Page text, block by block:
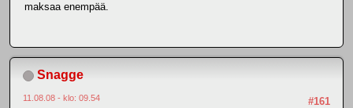
maksaa enempää.
Snagge
#161
11.08.08 - klo: 09.54